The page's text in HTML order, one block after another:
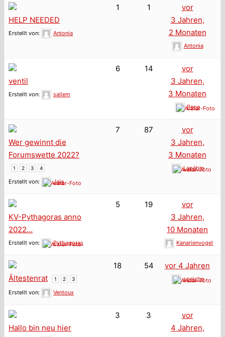
HELP NEEDED
Erstellt von: Antonia
1 1
vor
3 Jahren,
2 Monaten
Antonia
ventil
Erstellt von: sallem
6 14
vor
3 Jahren,
3 Monaten
Pepe
Wer gewinnt die
Forumswette 2022?
1 2 3 4
Erstellt von: Jaja
7 87
vor
3 Jahren,
3 Monaten
Lapébie
KV-Pythagoras anno
2022…
Erstellt von: Pythagoras
5 19
vor
3 Jahren,
10 Monaten
Kanarienvogel
Ältestenrat 1 2 3
Erstellt von: Ventoux
18 54 vor 4 Jahren
speiche
Hallo bin neu hier
3 3
vor
4 Jahren,